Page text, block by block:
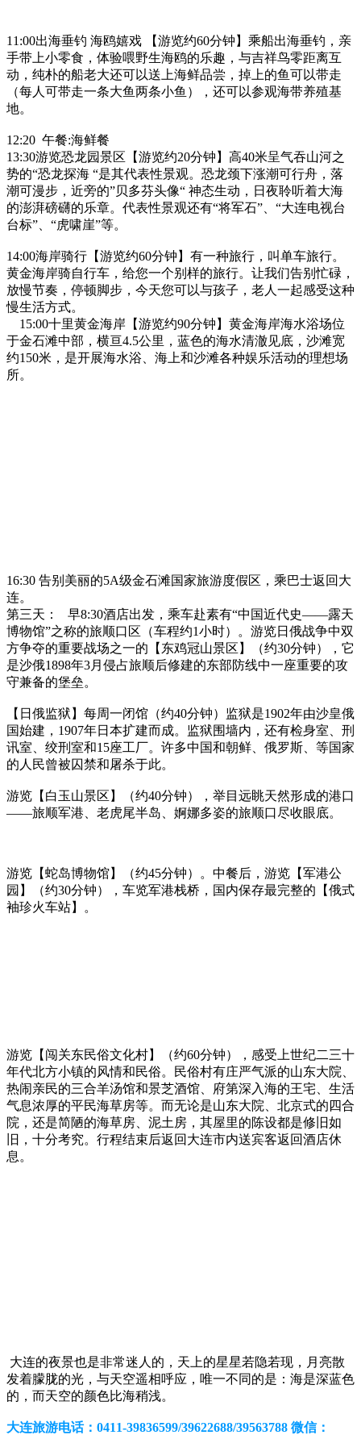
11:00出海垂钓 海鸥嬉戏 【游览约60分钟】乘船出海垂钓，亲
手带上小零食，体验喂野生海鸥的乐趣，与吉祥鸟零距离互
动，纯朴的船老大还可以送上海鲜品尝，掉上的鱼可以带走
（每人可带走一条大鱼两条小鱼），还可以参观海带养殖基
地。
12:20 午餐:海鲜餐
13:30游览恐龙园景区【游览约20分钟】高40米呈气吞山河之
势的“恐龙探海 “是其代表性景观。恐龙颈下涨潮可行舟，落
潮可漫步，近旁的”贝多芬头像“ 神态生动，日夜聆听着大海
的澎湃磅礴的乐章。代表性景观还有“将军石”、“大连电视台
台标”、“虎啸崖”等。
14:00海岸骑行【游览约60分钟】有一种旅行，叫单车旅行。
黄金海岸骑自行车，给您一个别样的旅行。让我们告别忙碌，
放慢节奏，停顿脚步，今天您可以与孩子，老人一起感受这种
慢生活方式。
15:00十里黄金海岸【游览约90分钟】黄金海岸海水浴场位
于金石滩中部，横亘4.5公里，蓝色的海水清澈见底，沙滩宽
约150米，是开展海水浴、海上和沙滩各种娱乐活动的理想场
所。
16:30 告别美丽的5A级金石滩国家旅游度假区，乘巴士返回大
连。
第三天： 早8:30酒店出发，乘车赴素有“中国近代史——露天
博物馆”之称的旅顺口区（车程约1小时）。游览日俄战争中双
方争夺的重要战场之一的【东鸡冠山景区】（约30分钟），它
是沙俄1898年3月侵占旅顺后修建的东部防线中一座重要的攻
守兼备的堡垒。
【日俄监狱】每周一闭馆（约40分钟）监狱是1902年由沙皇俄
国始建，1907年日本扩建而成。监狱围墙内，还有检身室、刑
讯室、绞刑室和15座工厂。许多中国和朝鲜、俄罗斯、等国家
的人民曾被囚禁和屠杀于此。
游览【白玉山景区】（约40分钟），举目远眺天然形成的港口
——旅顺军港、老虎尾半岛、婀娜多姿的旅顺口尽收眼底。
游览【蛇岛博物馆】（约45分钟）。中餐后，游览【军港公
园】（约30分钟），车览军港栈桥，国内保存最完整的【俄式
袖珍火车站】。
游览【闯关东民俗文化村】（约60分钟），感受上世纪二三十
年代北方小镇的风情和民俗。民俗村有庄严气派的山东大院、
热闹亲民的三合羊汤馆和景芝酒馆、府第深入海的王宅、生活
气息浓厚的平民海草房等。而无论是山东大院、北京式的四合
院，还是简陋的海草房、泥土房，其屋里的陈设都是修旧如
旧，十分考究。行程结束后返回大连市内送宾客返回酒店休
息。
大连的夜景也是非常迷人的，天上的星星若隐若现，月亮散
发着朦胧的光，与天空遥相呼应，唯一不同的是：海是深蓝色
的，而天空的颜色比海稍浅。
大连旅游电话：0411-39836599/39622688/39563788 微信：